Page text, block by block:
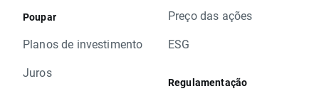
Poupar
Planos de investimento
Juros
Preço das ações
ESG
Regulamentação